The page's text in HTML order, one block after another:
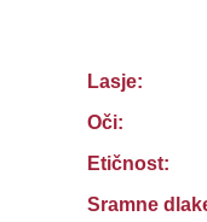
Lasje:
Oči:
Etičnost:
Sramne